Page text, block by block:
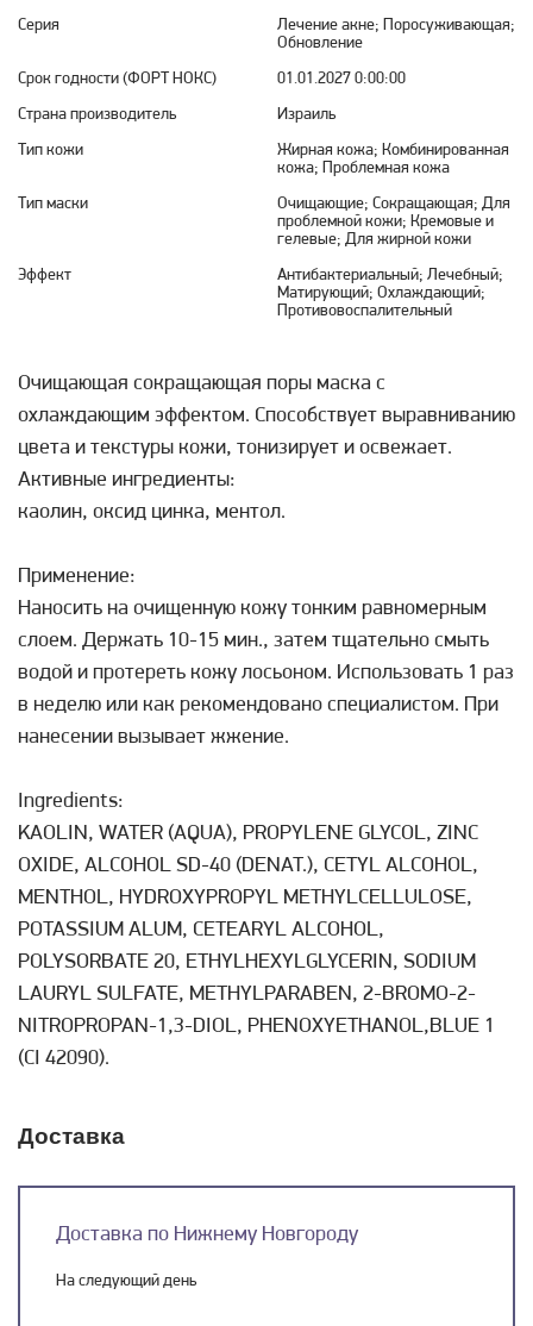
Серия
Лечение акне; Поросуживающая;
Обновление
Срок годности (ФОРТ НОКС)
01.01.2027 0:00:00
Страна производитель
Израиль
Тип кожи
Жирная кожа; Комбинированная
кожа; Проблемная кожа
Тип маски
Очищающие; Сокращающая; Для
проблемной кожи; Кремовые и
гелевые; Для жирной кожи
Эффект
Антибактериальный; Лечебный;
Матирующий; Охлаждающий;
Противовоспалительный
Очищающая сокращающая поры маска с
охлаждающим эффектом. Способствует выравниванию
цвета и текстуры кожи, тонизирует и освежает.
Активные ингредиенты:
каолин, оксид цинка, ментол.
Применение:
Наносить на очищенную кожу тонким равномерным
слоем. Держать 10-15 мин., затем тщательно смыть
водой и протереть кожу лосьоном. Использовать 1 раз
в неделю или как рекомендовано специалистом. При
нанесении вызывает жжение.
Ingredients:
KAOLIN, WATER (AQUA), PROPYLENE GLYCOL, ZINC
OXIDE, ALCOHOL SD-40 (DENAT.), CETYL ALCOHOL,
MENTHOL, HYDROXYPROPYL METHYLCELLULOSE,
POTASSIUM ALUM, CETEARYL ALCOHOL,
POLYSORBATE 20, ETHYLHEXYLGLYCERIN, SODIUM
LAURYL SULFATE, METHYLPARABEN, 2-BROMO-2-
NITROPROPAN-1,3-DIOL, PHENOXYETHANOL,BLUE 1
(CI 42090).
Доставка
Доставка по Нижнему Новгороду
На следующий день